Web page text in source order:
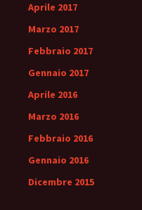
Aprile 2017
Marzo 2017
Febbraio 2017
Gennaio 2017
Aprile 2016
Marzo 2016
Febbraio 2016
Gennaio 2016
Dicembre 2015